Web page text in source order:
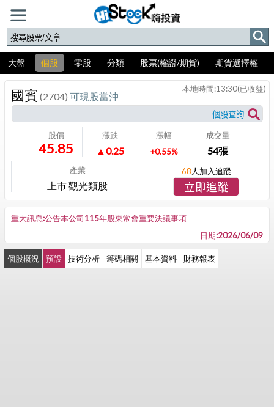
大盤 個股 零股 分類 股票(權證/期貨) 期貨選擇權
國賓 (2704) 可現股當沖
股價
45.85
漲跌
▲0.25
漲幅
+0.55%
成交量
54張
產業
上市 觀光類股
本地時間:13:30(已收盤)
68 人加入追蹤
立即追蹤
重大訊息:公告本公司115年股東常會重要決議事項
日期:2026/06/09
個股概況 預設 技術分析 籌碼相關 基本資料 財務報表